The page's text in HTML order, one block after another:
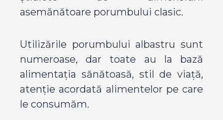
asemănătoare porumbului clasic.
Utilizările porumbului albastru sunt
numeroase, dar toate au la bază
alimentația sănătoasă, stil de viață,
atenție acordată alimentelor pe care
le consumăm.